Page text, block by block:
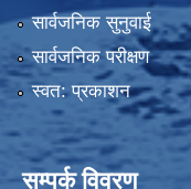
सार्वजनिक सुनुवाई
सार्वजनिक परीक्षण
स्वत: प्रकाशन
सम्पर्क विवरण